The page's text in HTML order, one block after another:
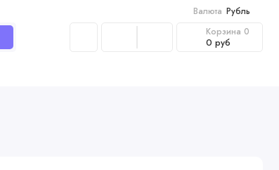
Валюта Рубль
Корзина 0
0 руб